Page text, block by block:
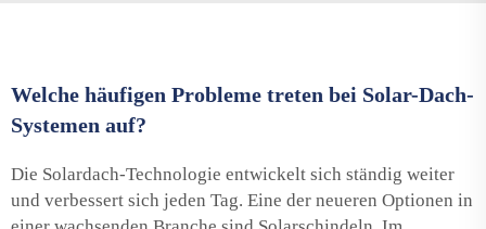
Welche häufigen Probleme treten bei Solar-Dach-
Systemen auf?
Die Solardach-Technologie entwickelt sich ständig weiter
und verbessert sich jeden Tag. Eine der neueren Optionen in